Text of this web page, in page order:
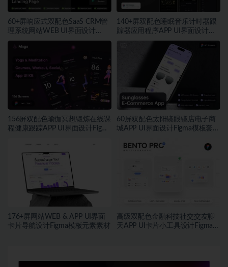
60+屏响应式双配色SaaS CRM管
理系统网站WEB UI界面设计
Figma模板套件
140+屏双配色睡眠音乐计时器跟
踪器应用程序APP UI界面设计
Figma模板
156屏双配色瑜伽冥想锻炼在线课
程健康跟踪APP UI界面设计Figma
60屏双配色太阳镜眼镜店电子商
城APP UI界面设计Figma模板套件
176+屏网站WEB & APP UI界面
卡片导航设计Figma模板元素素材
高级双配色金融科技社交交友聊
天APP UI卡片小工具设计Figma格